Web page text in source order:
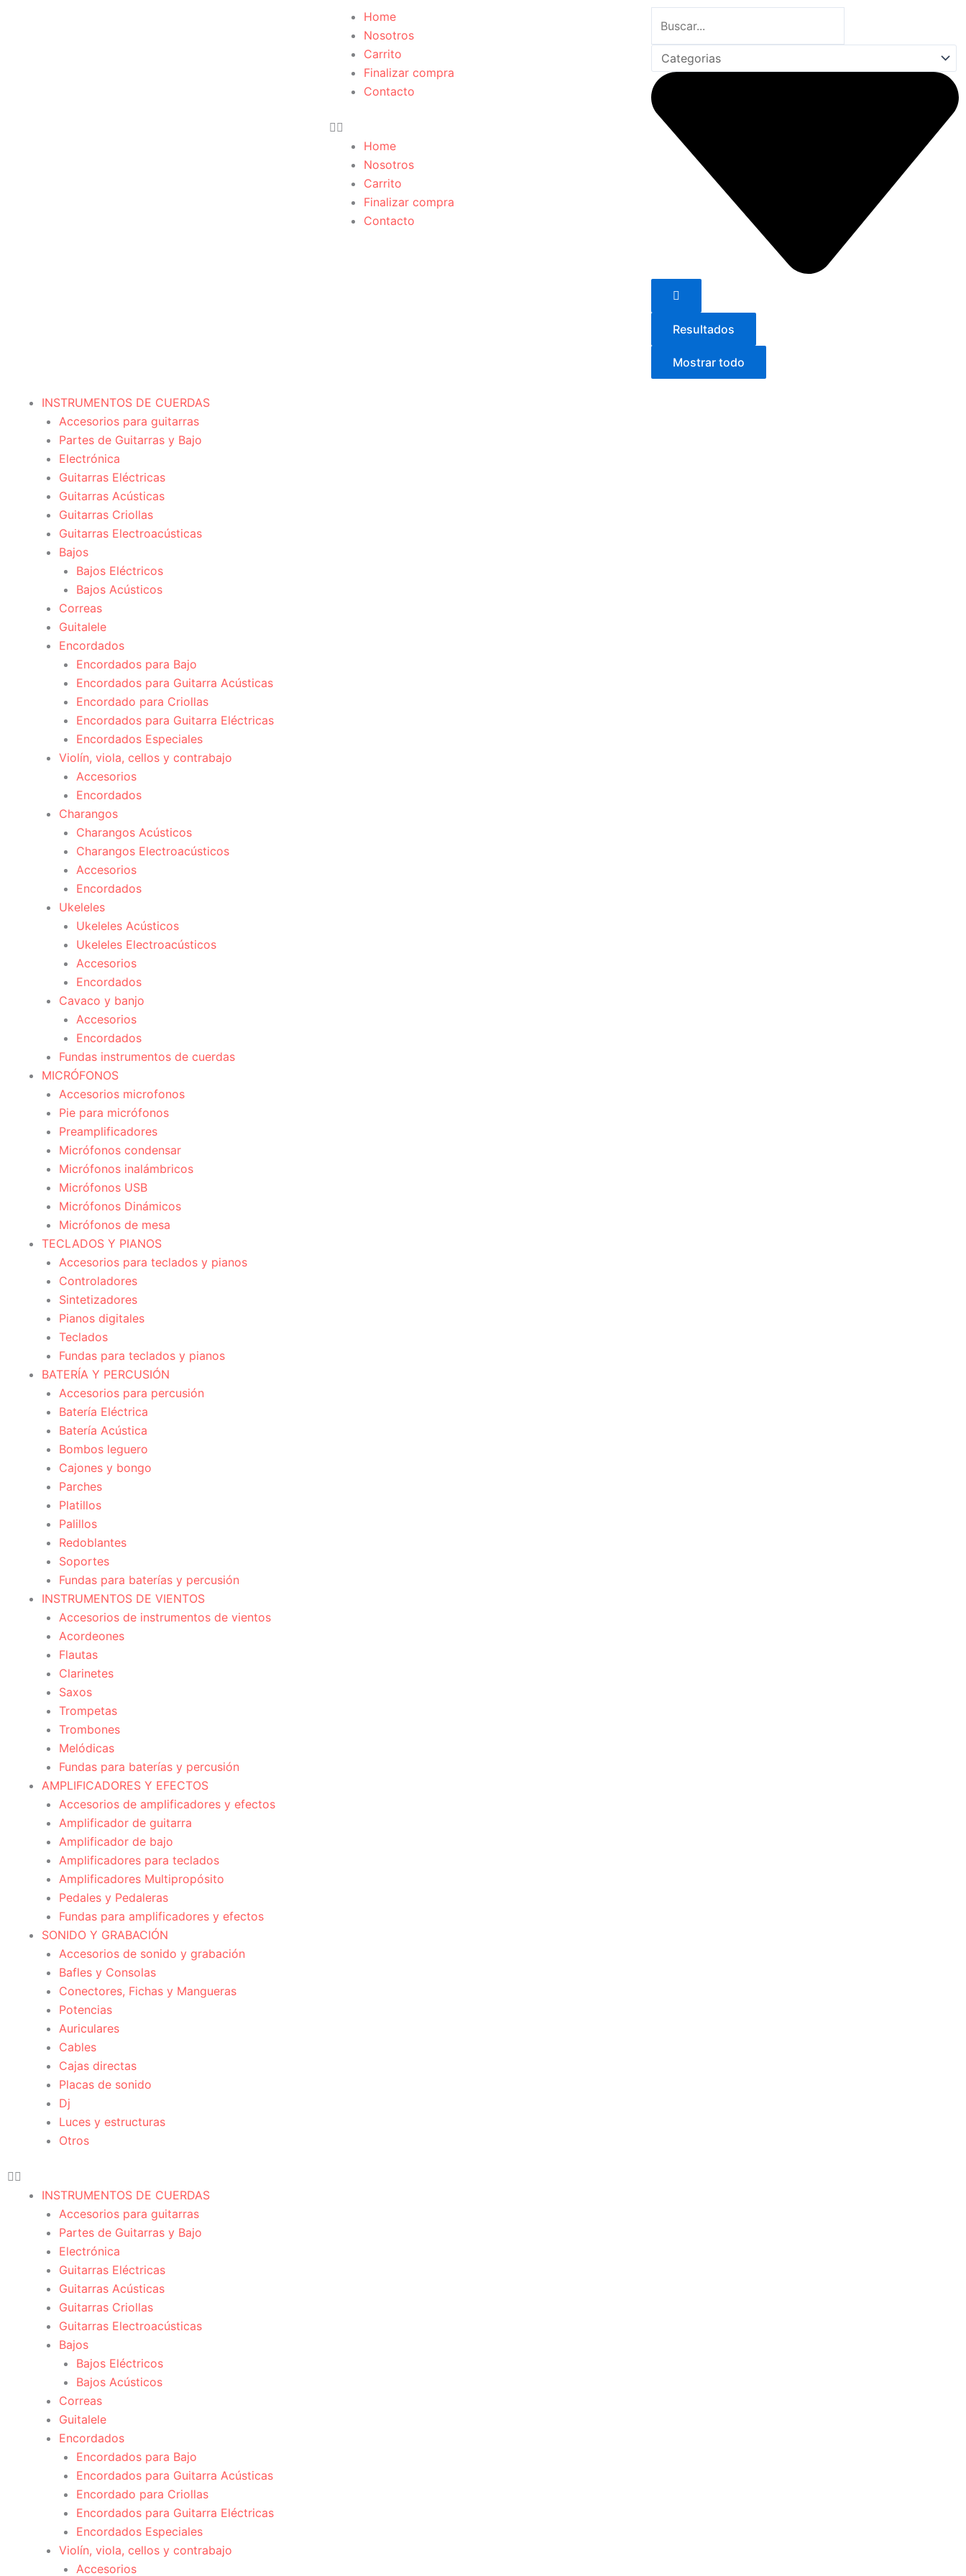
Home
Nosotros
Carrito
Finalizar compra
Contacto
Home
Nosotros
Carrito
Finalizar compra
Contacto
Resultados
Mostrar todo
INSTRUMENTOS DE CUERDAS
Accesorios para guitarras
Partes de Guitarras y Bajo
Electrónica
Guitarras Eléctricas
Guitarras Acústicas
Guitarras Criollas
Guitarras Electroacústicas
Bajos
Bajos Eléctricos
Bajos Acústicos
Correas
Guitalele
Encordados
Encordados para Bajo
Encordados para Guitarra Acústicas
Encordado para Criollas
Encordados para Guitarra Eléctricas
Encordados Especiales
Violín, viola, cellos y contrabajo
Accesorios
Encordados
Charangos
Charangos Acústicos
Charangos Electroacústicos
Accesorios
Encordados
Ukeleles
Ukeleles Acústicos
Ukeleles Electroacústicos
Accesorios
Encordados
Cavaco y banjo
Accesorios
Encordados
Fundas instrumentos de cuerdas
MICRÓFONOS
Accesorios microfonos
Pie para micrófonos
Preamplificadores
Micrófonos condensar
Micrófonos inalámbricos
Micrófonos USB
Micrófonos Dinámicos
Micrófonos de mesa
TECLADOS Y PIANOS
Accesorios para teclados y pianos
Controladores
Sintetizadores
Pianos digitales
Teclados
Fundas para teclados y pianos
BATERÍA Y PERCUSIÓN
Accesorios para percusión
Batería Eléctrica
Batería Acústica
Bombos leguero
Cajones y bongo
Parches
Platillos
Palillos
Redoblantes
Soportes
Fundas para baterías y percusión
INSTRUMENTOS DE VIENTOS
Accesorios de instrumentos de vientos
Acordeones
Flautas
Clarinetes
Saxos
Trompetas
Trombones
Melódicas
Fundas para baterías y percusión
AMPLIFICADORES Y EFECTOS
Accesorios de amplificadores y efectos
Amplificador de guitarra
Amplificador de bajo
Amplificadores para teclados
Amplificadores Multipropósito
Pedales y Pedaleras
Fundas para amplificadores y efectos
SONIDO Y GRABACIÓN
Accesorios de sonido y grabación
Bafles y Consolas
Conectores, Fichas y Mangueras
Potencias
Auriculares
Cables
Cajas directas
Placas de sonido
Dj
Luces y estructuras
Otros
INSTRUMENTOS DE CUERDAS
Accesorios para guitarras
Partes de Guitarras y Bajo
Electrónica
Guitarras Eléctricas
Guitarras Acústicas
Guitarras Criollas
Guitarras Electroacústicas
Bajos
Bajos Eléctricos
Bajos Acústicos
Correas
Guitalele
Encordados
Encordados para Bajo
Encordados para Guitarra Acústicas
Encordado para Criollas
Encordados para Guitarra Eléctricas
Encordados Especiales
Violín, viola, cellos y contrabajo
Accesorios